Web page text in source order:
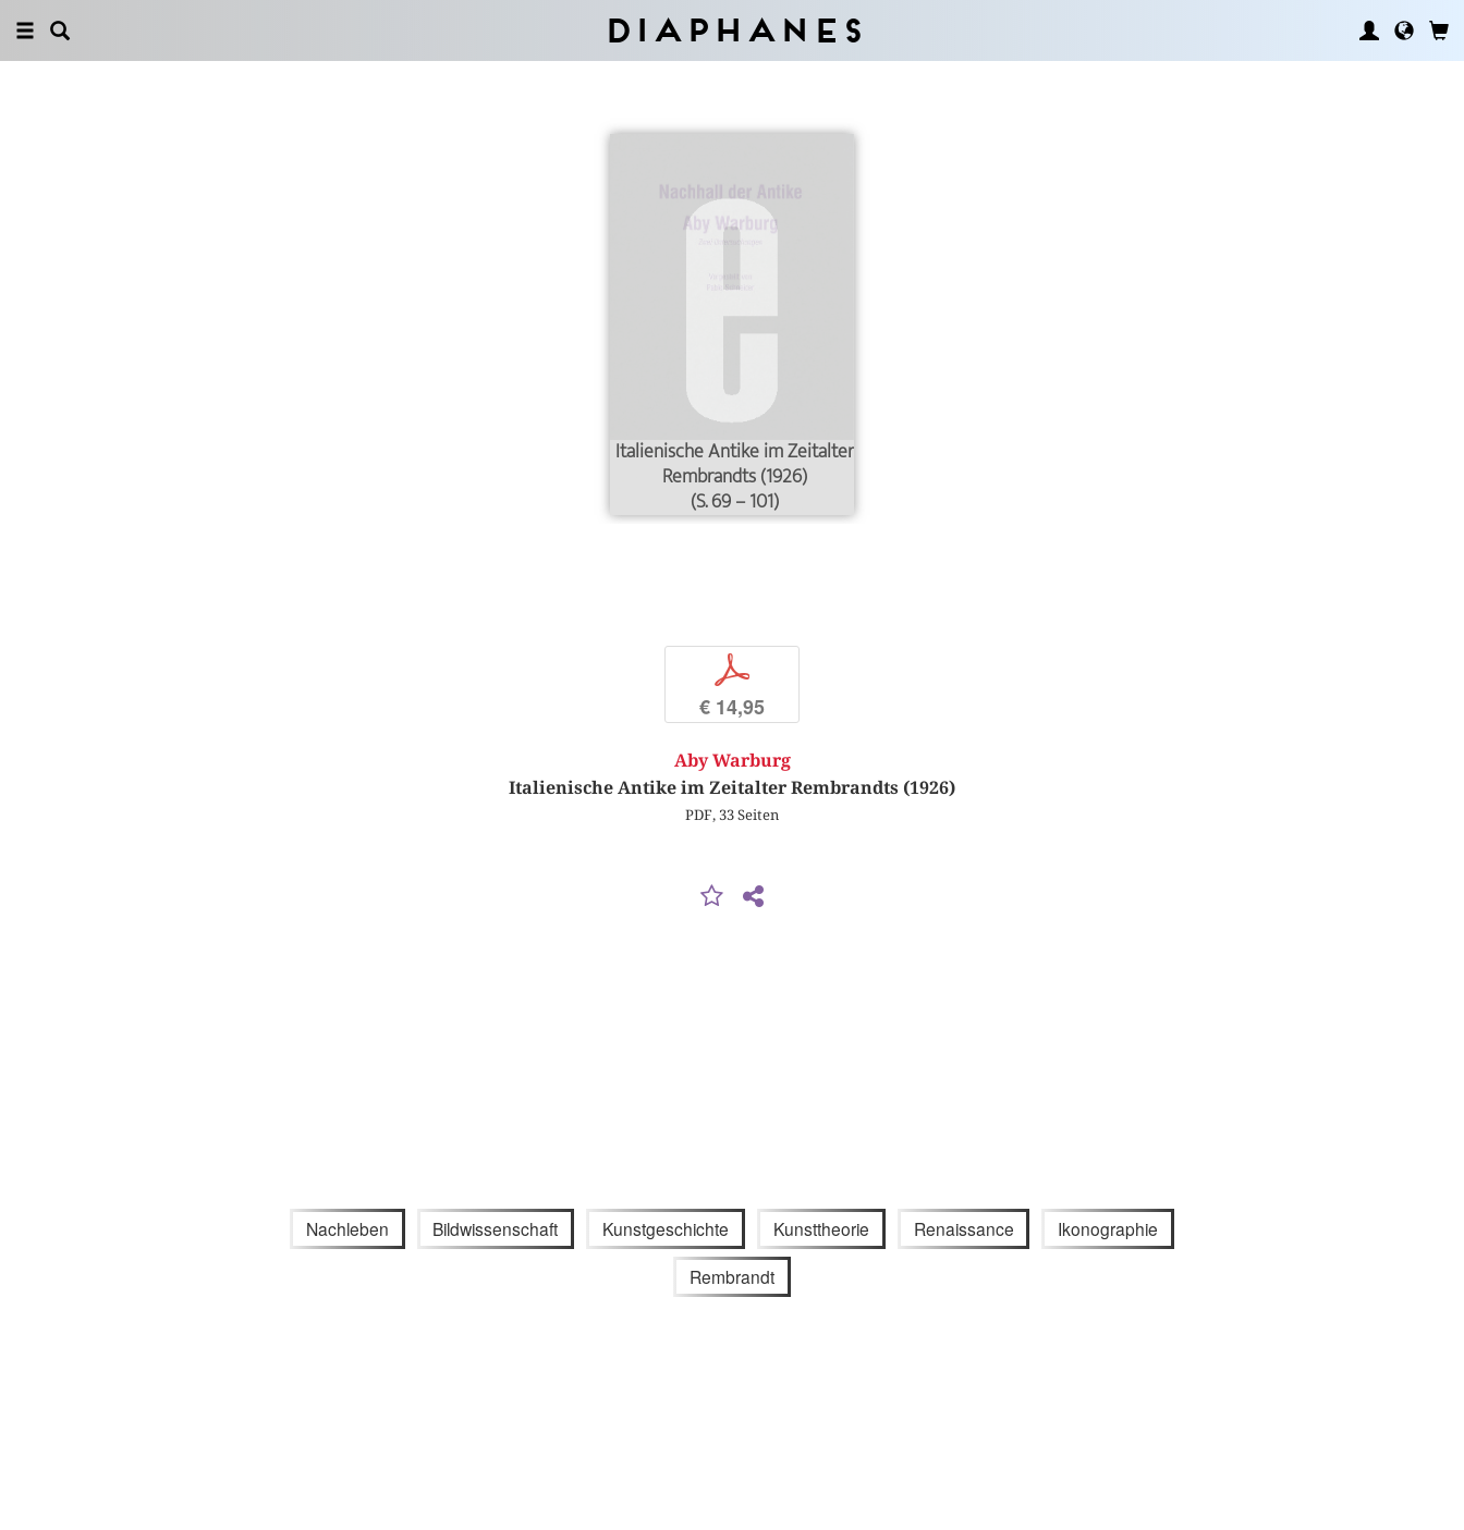
Diaphanes
Italienische Antike im Zeitalter
Rembrandts (1926)
(S. 69 – 101)
p
€ 14,95
Aby Warburg
Italienische Antike im Zeitalter Rembrandts (1926)
PDF, 33 Seiten
Nachleben Bildwissenschaft Kunstgeschichte Kunsttheorie Renaissance Ikonographie
Rembrandt